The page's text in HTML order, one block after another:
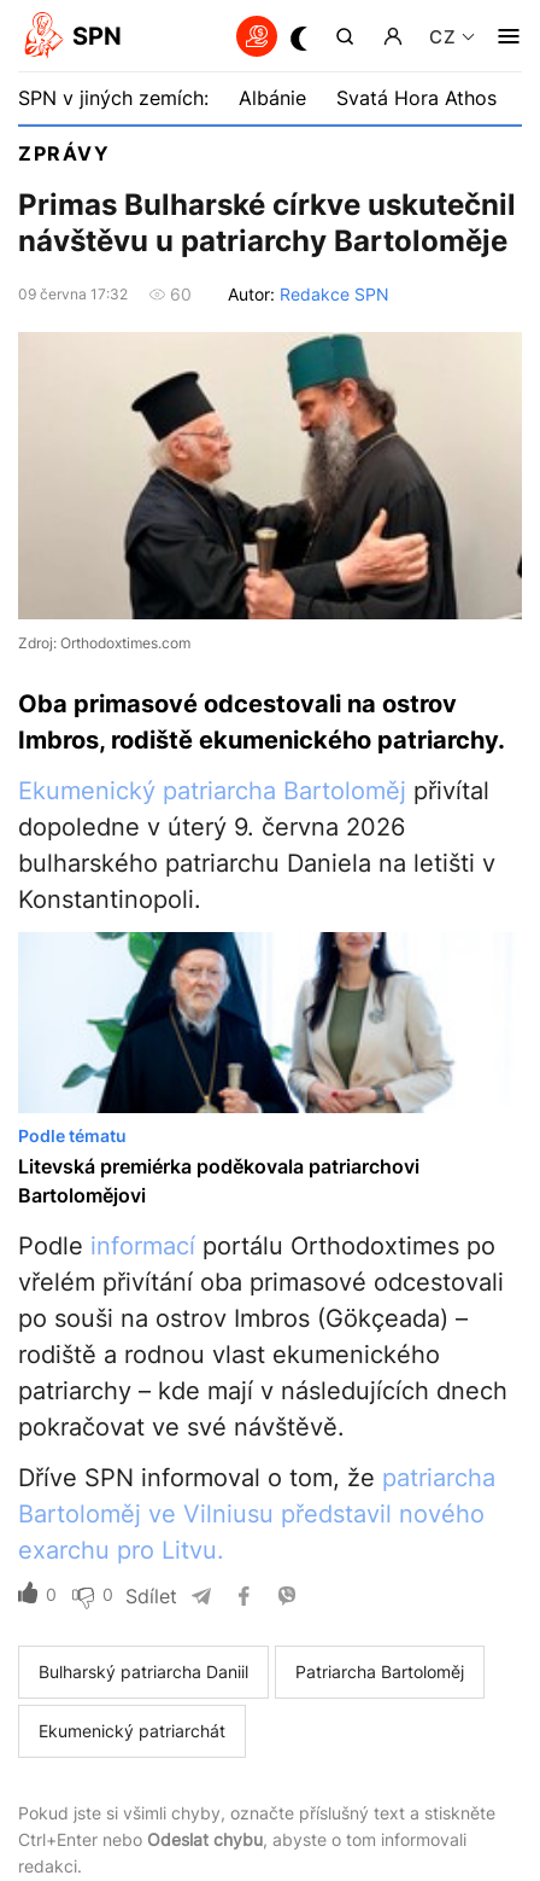
SPN CZ
SPN v jiných zemích: Albánie Svatá Hora Athos
ZPRÁVY
Primas Bulharské církve uskutečnil
návštěvu u patriarchy Bartoloměje
09 června 17:32 60 Autor: Redakce SPN
Zdroj: Orthodoxtimes.com
Oba primasové odcestovali na ostrov
Imbros, rodiště ekumenického patriarchy.
Ekumenický patriarcha Bartoloměj přivítal
dopoledne v úterý 9. června 2026
bulharského patriarchu Daniela na letišti v
Konstantinopoli.
Podle tématu
Litevská premiérka poděkovala patriarchovi
Bartolomějovi
Podle informací portálu Orthodoxtimes po
vřelém přivítání oba primasové odcestovali
po souši na ostrov Imbros (Gökçeada) –
rodiště a rodnou vlast ekumenického
patriarchy – kde mají v následujících dnech
pokračovat ve své návštěvě.
Dříve SPN informoval o tom, že patriarcha
Bartoloměj ve Vilniusu představil nového
exarchu pro Litvu.
0 0 Sdílet
Bulharský patriarcha Daniil Patriarcha Bartoloměj
Ekumenický patriarchát
Pokud jste si všimli chyby, označte příslušný text a stiskněte
Ctrl+Enter nebo Odeslat chybu, abyste o tom informovali
redakci.